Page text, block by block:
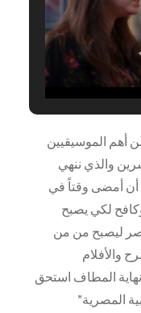
1923) واحداً من أهم الموسيقيين
والذي ننهي
أن أمضى وقتاً في
لكي يصبح
ليصبح من من
والأفلام
المطاف استحق
المصرية”